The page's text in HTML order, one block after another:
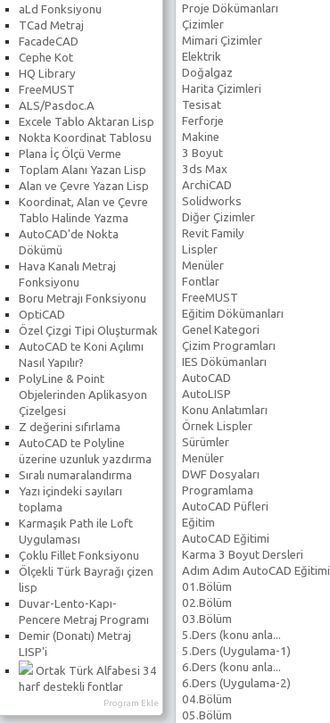
Proje Dökümanları
Çizimler
Mimari Çizimler
Elektrik
Doğalgaz
Harita Çizimleri
Tesisat
Ferforje
Makine
3 Boyut
3ds Max
ArchiCAD
Solidworks
Diğer Çizimler
Revit Family
Lispler
Menüler
Fontlar
FreeMUST
Eğitim Dökümanları
Genel Kategori
Çizim Programları
IES Dökümanları
AutoCAD
AutoLISP
Konu Anlatımları
Örnek Lispler
Sürümler
Menüler
DWF Dosyaları
Programlama
AutoCAD Püfleri
Eğitim
AutoCAD Eğitimi
Karma 3 Boyut Dersleri
Adım Adım AutoCAD Eğitimi
01.Bölüm
02.Bölüm
03.Bölüm
5.Ders (konu anla...
5.Ders (Uygulama-1)
6.Ders (konu anla...
6.Ders (Uygulama-2)
04.Bölüm
05.Bölüm
aLd Fonksiyonu
TCad Metraj
FacadeCAD
Cephe Kot
HQ Library
FreeMUST
ALS/Pasdoc.A
Excele Tablo Aktaran Lisp
Nokta Koordinat Tablosu
Plana İç Ölçü Verme
Toplam Alanı Yazan Lisp
Alan ve Çevre Yazan Lisp
Koordinat, Alan ve Çevre
Tablo Halinde Yazma
AutoCAD'de Nokta
Dökümü
Hava Kanalı Metraj
Fonksiyonu
Boru Metrajı Fonksiyonu
OptiCAD
Özel Çizgi Tipi Oluşturmak
AutoCAD te Koni Açılımı
Nasıl Yapılır?
PolyLine & Point
Objelerinden Aplikasyon
Çizelgesi
Z değerini sıfırlama
AutoCAD te Polyline
üzerine uzunluk yazdırma
Sıralı numaralandırma
Yazı içindeki sayıları
toplama
Karmaşık Path ile Loft
Uygulaması
Çoklu Fillet Fonksiyonu
Ölçekli Türk Bayrağı çizen
lisp
Duvar-Lento-Kapı-
Pencere Metraj Programı
Demir (Donatı) Metraj
LISP'i
Ortak Türk Alfabesi 34
harf destekli fontlar
Program Ekle